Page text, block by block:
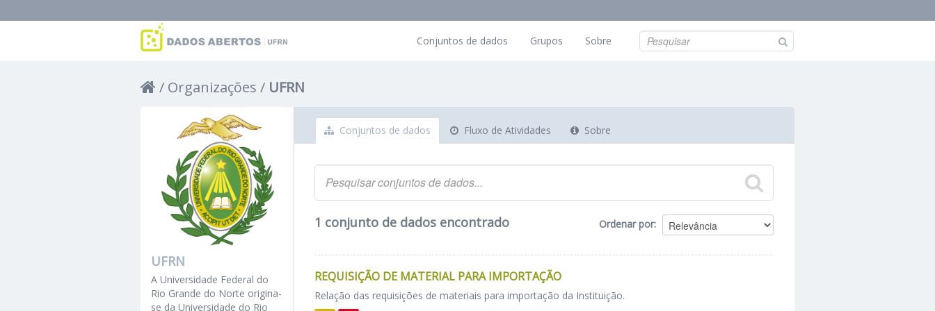
Conjuntos de dados Grupos Sobre
Organizações UFRN
Conjuntos de dados Fluxo de Atividades Sobre
Ordenar por
1 conjunto de dados encontrado
REQUISIÇÃO DE MATERIAL PARA IMPORTAÇÃO
Relação das requisições de materiais para importação da Instituição.
UFRN
A Universidade Federal do
Rio Grande do Norte origina-
se da Universidade do Rio